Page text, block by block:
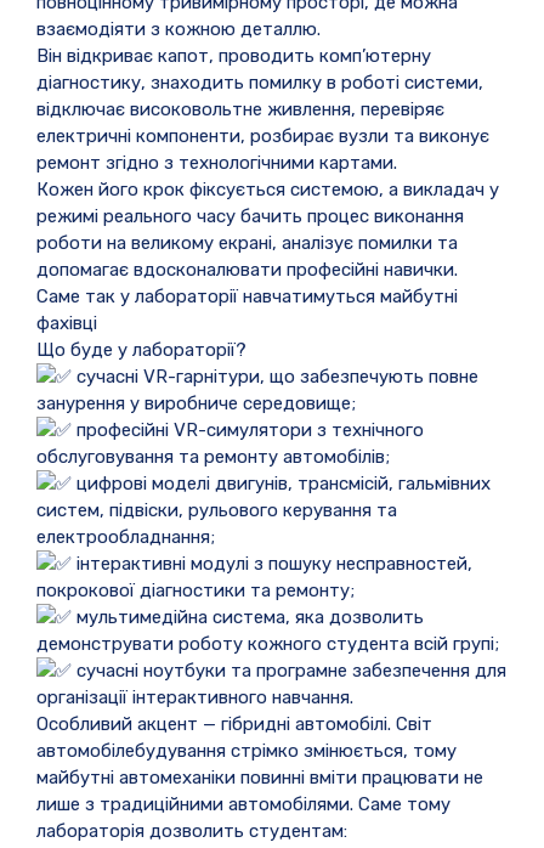
взаємодіяти з кожною деталлю.
Він відкриває капот, проводить комп’ютерну
діагностику, знаходить помилку в роботі системи,
відключає високовольтне живлення, перевіряє
електричні компоненти, розбирає вузли та виконує
ремонт згідно з технологічними картами.
Кожен його крок фіксується системою, а викладач у
режимі реального часу бачить процес виконання
роботи на великому екрані, аналізує помилки та
допомагає вдосконалювати професійні навички.
Саме так у лабораторії навчатимуться майбутні
фахівці
Що буде у лабораторії?
сучасні VR-гарнітури, що забезпечують повне
занурення у виробниче середовище;
професійні VR-симулятори з технічного
обслуговування та ремонту автомобілів;
цифрові моделі двигунів, трансмісій, гальмівних
систем, підвіски, рульового керування та
електрообладнання;
інтерактивні модулі з пошуку несправностей,
покрокової діагностики та ремонту;
мультимедійна система, яка дозволить
демонструвати роботу кожного студента всій групі;
сучасні ноутбуки та програмне забезпечення для
організації інтерактивного навчання.
Особливий акцент — гібридні автомобілі. Світ
автомобілебудування стрімко змінюється, тому
майбутні автомеханіки повинні вміти працювати не
лише з традиційними автомобілями. Саме тому
лабораторія дозволить студентам: